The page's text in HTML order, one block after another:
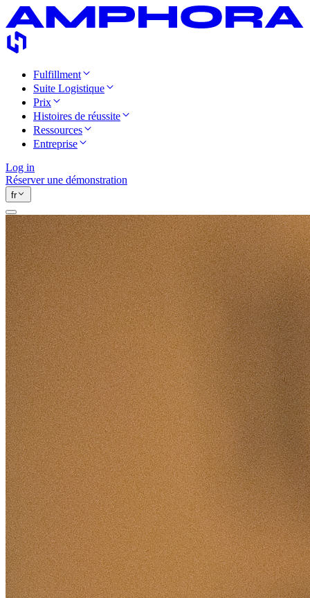
Fulfillment
Suite Logistique
Prix
Histoires de réussite
Ressources
Entreprise
Log in
Réserver une démonstration
fr